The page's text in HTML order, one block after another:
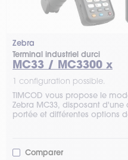
Zebra
Terminal industriel durci
MC33 / MC3300 x
1 configuration possible.
TIMCOD vous propose le
Zebra MC33, disposant
portée et différentes options
Comparer